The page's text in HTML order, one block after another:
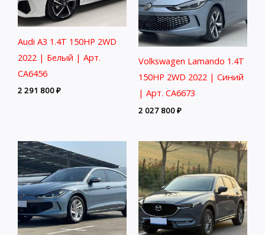
Audi A3 1.4T 150HP 2WD
2022 | Белый | Арт.
CA6456
2 291 800₽
Volkswagen Lamando 1.4T
150HP 2WD 2022 | Синий
| Арт. CA6673
2 027 800₽